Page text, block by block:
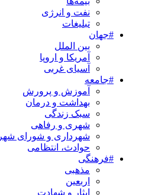
نفت و انرژی
تبلیغات
#جهان
بین الملل
آمریکا و اروپا
آسیای غربی
#جامعه
آموزش و پرورش
بهداشت و درمان
سبک زندگی
شهری و رفاهی
شهرداری و شورای شهر
حوادث، انتظامی
#فرهنگی
مذهبی
اربعین
ایثار و شهادت